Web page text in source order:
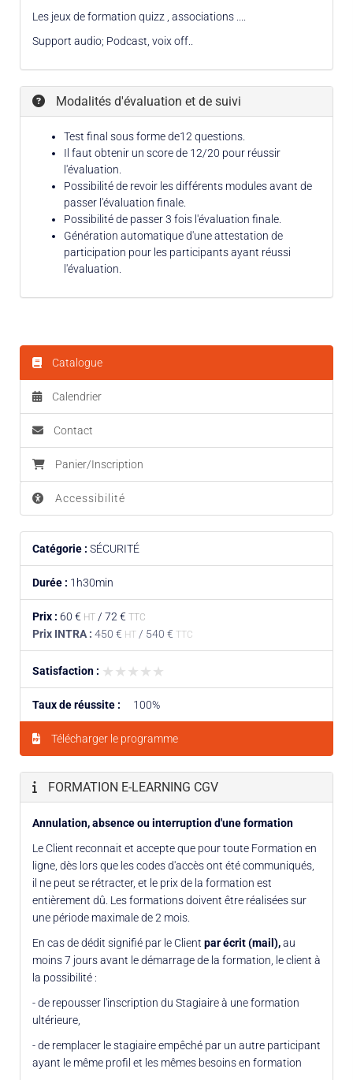
Les jeux de formation quizz , associations ....
Support audio; Podcast, voix off..
Modalités d'évaluation et de suivi
Test final sous forme de12 questions.
Il faut obtenir un score de 12/20 pour réussir
l'évaluation.
Possibilité de revoir les différents modules avant de
passer l'évaluation finale.
Possibilité de passer 3 fois l'évaluation finale.
Génération automatique d'une attestation de
participation pour les participants ayant réussi
l'évaluation.
Catalogue
Calendrier
Contact
Panier/Inscription
Accessibilité
Catégorie : SÉCURITÉ
Durée : 1h30min
Prix : 60 € HT / 72 € TTC
Prix INTRA : 450 € HT / 540 € TTC
Satisfaction : ★★★★★
★★★★★
Taux de réussite : 100%
Télécharger le programme
FORMATION E-LEARNING CGV
Annulation, absence ou interruption d'une formation
Le Client reconnait et accepte que pour toute Formation en
ligne, dès lors que les codes d'accès ont été communiqués,
il ne peut se rétracter, et le prix de la formation est
entièrement dû. Les formations doivent être réalisées sur
une période maximale de 2 mois.
En cas de dédit signifié par le Client par écrit (mail),au
moins 7 jours avant le démarrage de la formation, le client à
la possibilité :
- de repousser l'inscription du Stagiaire à une formation
ultérieure,
- de remplacer le stagiaire empêché par un autre participant
ayant le même profil et les mêmes besoins en formation